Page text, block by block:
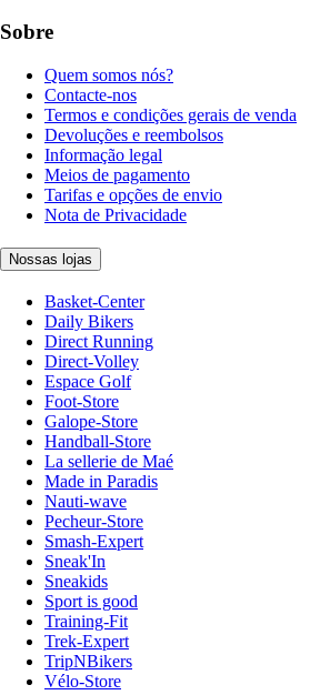
Sobre
Quem somos nós?
Contacte-nos
Termos e condições gerais de venda
Devoluções e reembolsos
Informação legal
Meios de pagamento
Tarifas e opções de envio
Nota de Privacidade
Nossas lojas
Basket-Center
Daily Bikers
Direct Running
Direct-Volley
Espace Golf
Foot-Store
Galope-Store
Handball-Store
La sellerie de Maé
Made in Paradis
Nauti-wave
Pecheur-Store
Smash-Expert
Sneak'In
Sneakids
Sport is good
Training-Fit
Trek-Expert
TripNBikers
Vélo-Store